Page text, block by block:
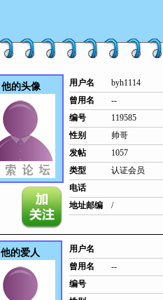
他的头像 用户名 byh1114
曾用名
--
编号
119585
性别
帅哥
发帖
1057
类型
认证会员
电话
地址邮编
/
他的爱人 用户名
曾用名
--
编号